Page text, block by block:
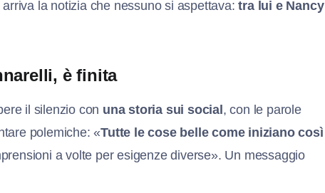
la notizia che nessuno si aspettava:tra lui e Nancy
è finita
il silenzio con una storia sui social, con le parole
polemiche: «Tutte le cose belle come iniziano così
a volte per esigenze diverse». Un messaggio